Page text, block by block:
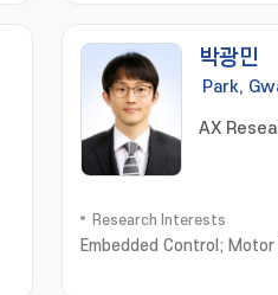
박광민
Park,
AX
Research Interests
Embedded Control; Motor